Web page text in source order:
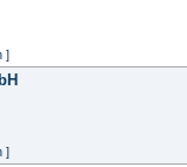
]
]